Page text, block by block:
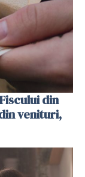
din
venituri,